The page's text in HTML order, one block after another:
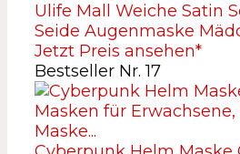
Ulife Mall Weiche Satin
Seide Augenmaske
Jetzt Preis ansehen*
Bestseller Nr. 17